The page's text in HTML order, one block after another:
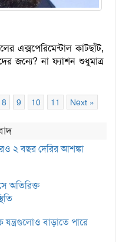
এক্সপেরিমেন্টাল কাটছাঁট,
জন্যে? না ফ্যাশন শুধুমাত্র
8 9 10 11 Next »
২ বছর দেরির আশঙ্কা
অতিরিক্ত
বাড়াতে পারে